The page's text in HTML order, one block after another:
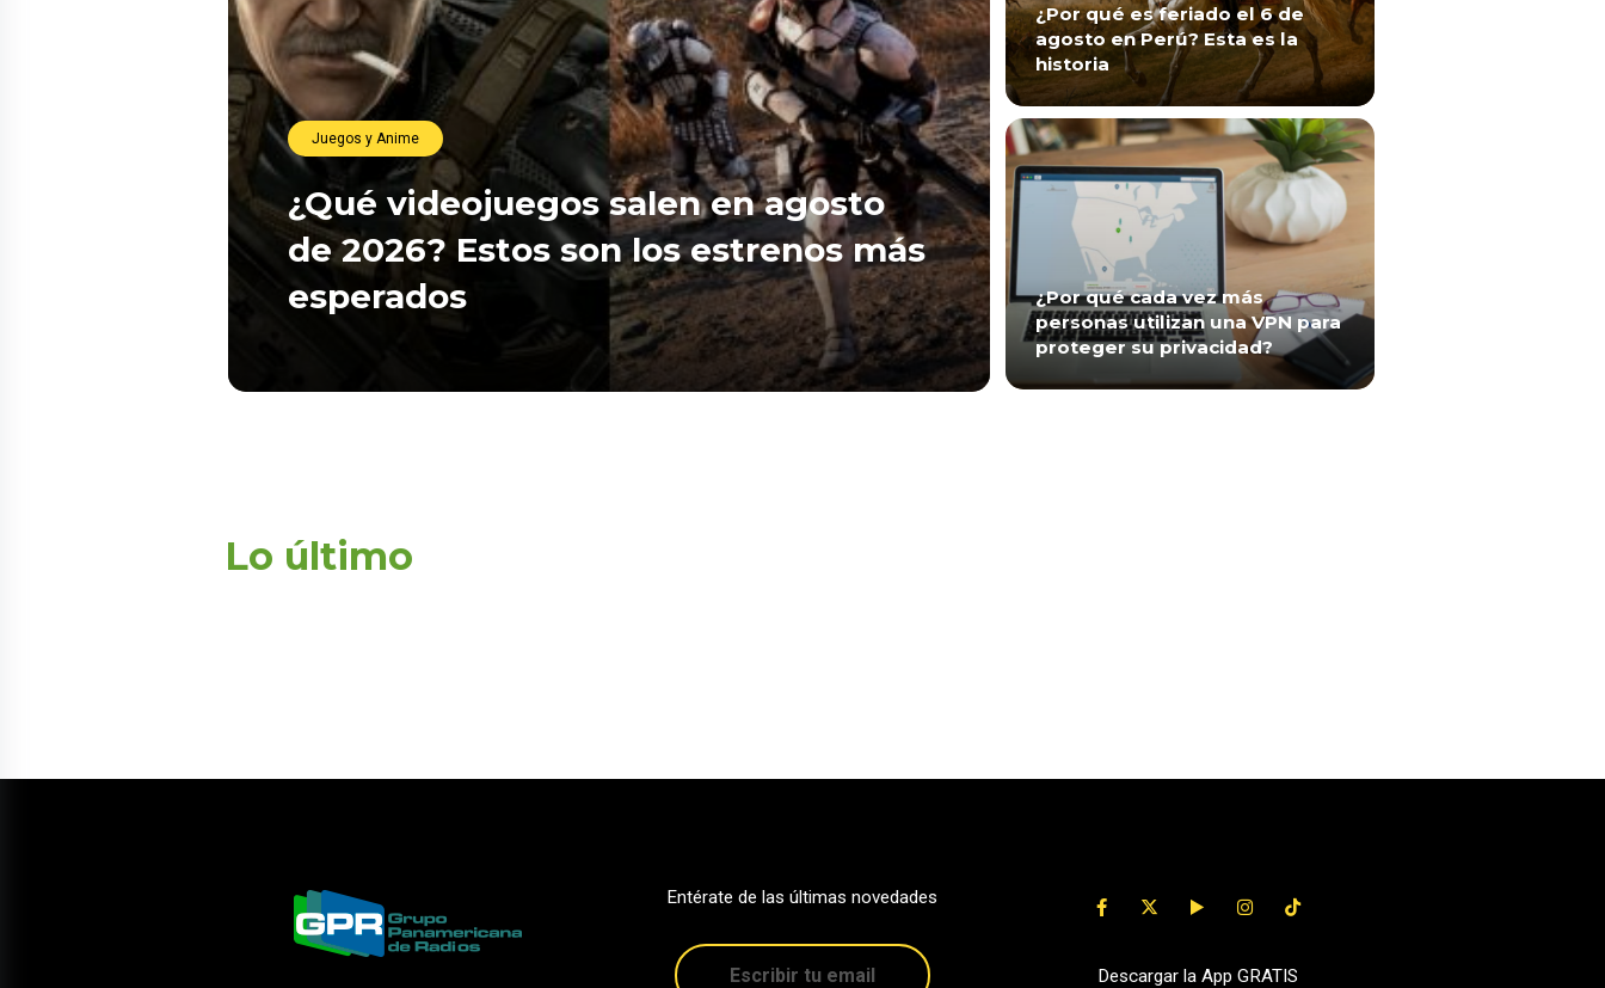
Juegos y Anime
¿Qué videojuegos salen en agosto
de 2026? Estos son los estrenos más
esperados
¿Por qué es feriado el 6 de
agosto en Perú? Esta es la
historia
¿Por qué cada vez más
personas utilizan una VPN para
proteger su privacidad?
Lo último
Entérate de las últimas novedades
Descargar la App GRATIS